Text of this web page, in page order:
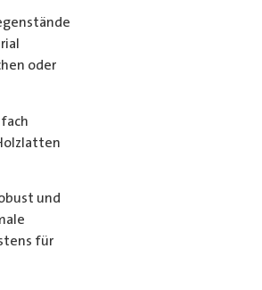
oder
und
für